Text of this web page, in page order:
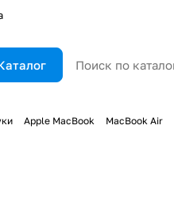
Apple MacBook MacBook Air